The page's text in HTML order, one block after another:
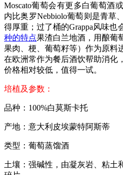
Moscato葡萄会有更多白葡萄酒
内比奥罗Nebbiolo葡萄则是青草
得厚重；过了桶的Grappa风味也
种的特点果渣白兰地酒，用酿葡
果肉、梗、葡萄籽等）作为原料
在欧洲常作为餐后酒饮帮助消化
价格相对较低，值得一试。
培植及参数：
品种：100%白莫斯卡托
产地：意大利皮埃蒙特阿斯蒂
类型：葡萄蒸馏酒
土壤：强碱性，由凝灰岩、粘土